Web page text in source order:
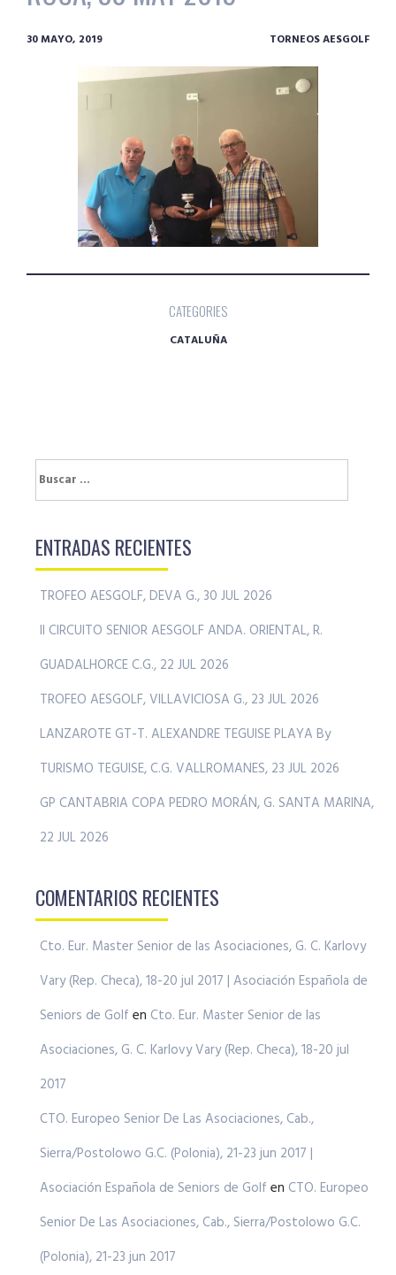
30 MAYO, 2019 TORNEOS AESGOLF
CATEGORIES
CATALUÑA
Buscar:
ENTRADAS RECIENTES
TROFEO AESGOLF, DEVA G., 30 JUL 2026
II CIRCUITO SENIOR AESGOLF ANDA. ORIENTAL, R.
GUADALHORCE C.G., 22 JUL 2026
TROFEO AESGOLF, VILLAVICIOSA G., 23 JUL 2026
LANZAROTE GT-T. ALEXANDRE TEGUISE PLAYA By
TURISMO TEGUISE, C.G. VALLROMANES, 23 JUL 2026
GP CANTABRIA COPA PEDRO MORÁN, G. SANTA MARINA,
22 JUL 2026
COMENTARIOS RECIENTES
Cto. Eur. Master Senior de las Asociaciones, G. C. Karlovy
Vary (Rep. Checa), 18-20 jul 2017 | Asociación Española de
Seniors de Golf en Cto. Eur. Master Senior de las
Asociaciones, G. C. Karlovy Vary (Rep. Checa), 18-20 jul
2017
CTO. Europeo Senior De Las Asociaciones, Cab.,
Sierra/Postolowo G.C. (Polonia), 21-23 jun 2017 |
Asociación Española de Seniors de Golf en CTO. Europeo
Senior De Las Asociaciones, Cab., Sierra/Postolowo G.C.
(Polonia), 21-23 jun 2017